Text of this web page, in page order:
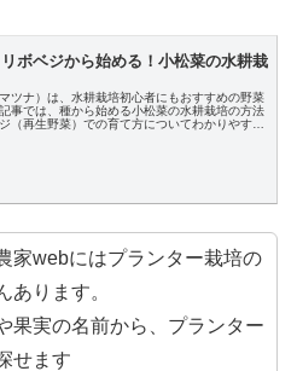
ボベジから始める！小松菜の水耕栽
ツナ）は、水耕栽培初心者にもおすすめの野菜
事では、種から始める小松菜の水耕栽培の方法
（再生野菜）での育て方についてわかりやすく
家webにはプランター栽培の
あります。
果実の名前から、プランター
せます